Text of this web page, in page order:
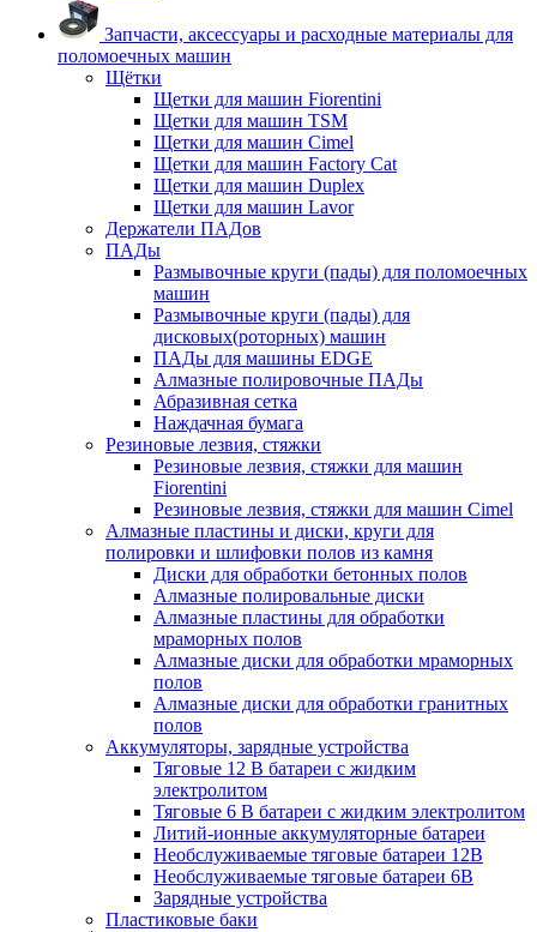
Запчасти, аксессуары и расходные материалы для
поломоечных машин
Щётки
Щетки для машин Fiorentini
Щетки для машин TSM
Щетки для машин Cimel
Щетки для машин Factory Cat
Щетки для машин Duplex
Щетки для машин Lavor
Держатели ПАДов
ПАДы
Размывочные круги (пады) для поломоечных
машин
Размывочные круги (пады) для
дисковых(роторных) машин
ПАДы для машины EDGE
Алмазные полировочные ПАДы
Абразивная сетка
Наждачная бумага
Резиновые лезвия, стяжки
Резиновые лезвия, стяжки для машин
Fiorentini
Резиновые лезвия, стяжки для машин Cimel
Алмазные пластины и диски, круги для
полировки и шлифовки полов из камня
Диски для обработки бетонных полов
Алмазные полировальные диски
Алмазные пластины для обработки
мраморных полов
Алмазные диски для обработки мраморных
полов
Алмазные диски для обработки гранитных
полов
Аккумуляторы, зарядные устройства
Тяговые 12 В батареи с жидким
электролитом
Тяговые 6 В батареи с жидким электролитом
Литий-ионные аккумуляторные батареи
Необслуживаемые тяговые батареи 12В
Необслуживаемые тяговые батареи 6В
Зарядные устройства
Пластиковые баки